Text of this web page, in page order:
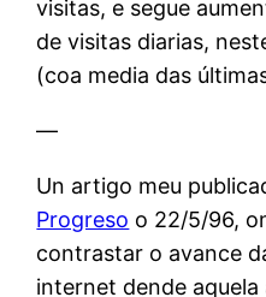
visitas, e segue
de visitas diarias,
(coa media das
—
Un artigo meu
Progreso o 22/5/96,
contrastar o avance
internet dende aquela